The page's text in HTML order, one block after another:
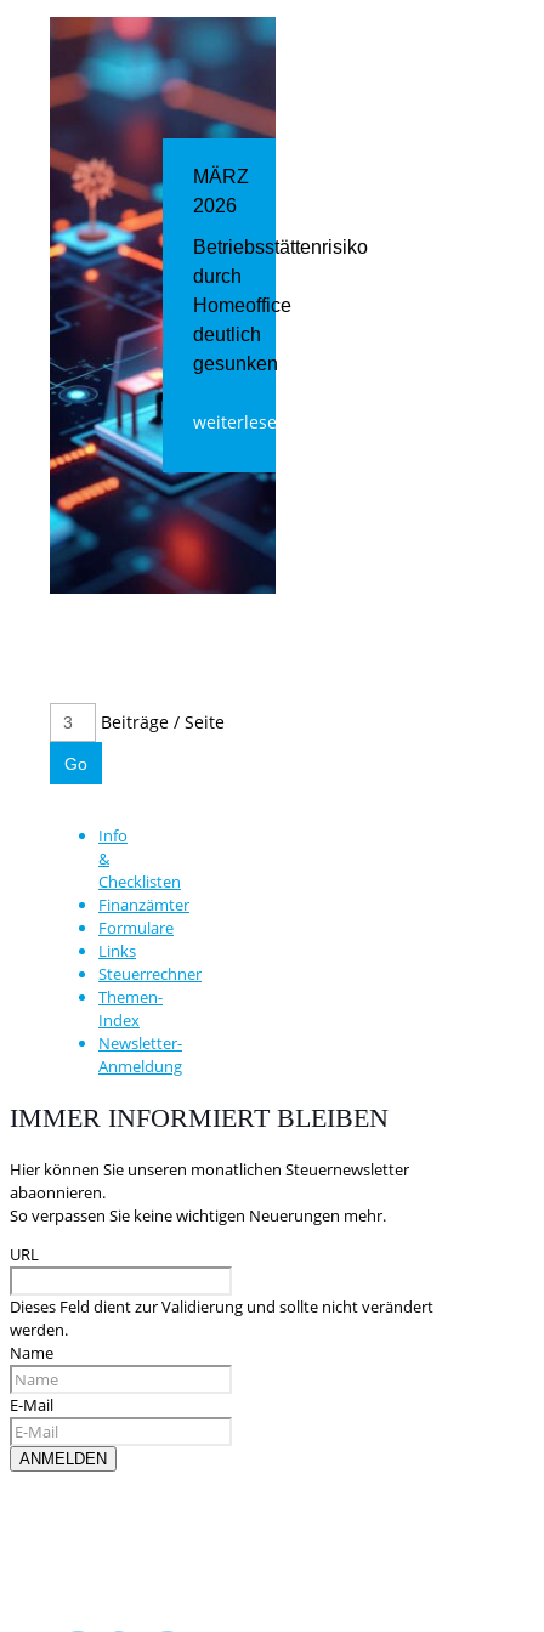
MÄRZ
2026
Betriebsstättenrisiko
durch
Homeoffice
deutlich
gesunken
weiterlesen
Beiträge / Seite
Info
&
Checklisten
Finanzämter
Formulare
Links
Steuerrechner
Themen-
Index
Newsletter-
Anmeldung
IMMER INFORMIERT BLEIBEN
Hier können Sie unseren monatlichen Steuernewsletter
abaonnieren.
So verpassen Sie keine wichtigen Neuerungen mehr.
URL
Dieses Feld dient zur Validierung und sollte nicht verändert
werden.
Name
E-Mail